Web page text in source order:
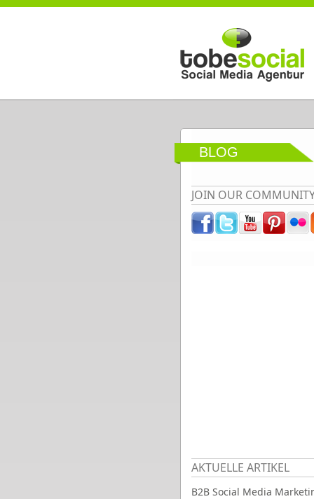
Direkt zum Inhalt
BLOG
JOIN OUR
AKTUELLE ARTIKEL
B2B Social Media